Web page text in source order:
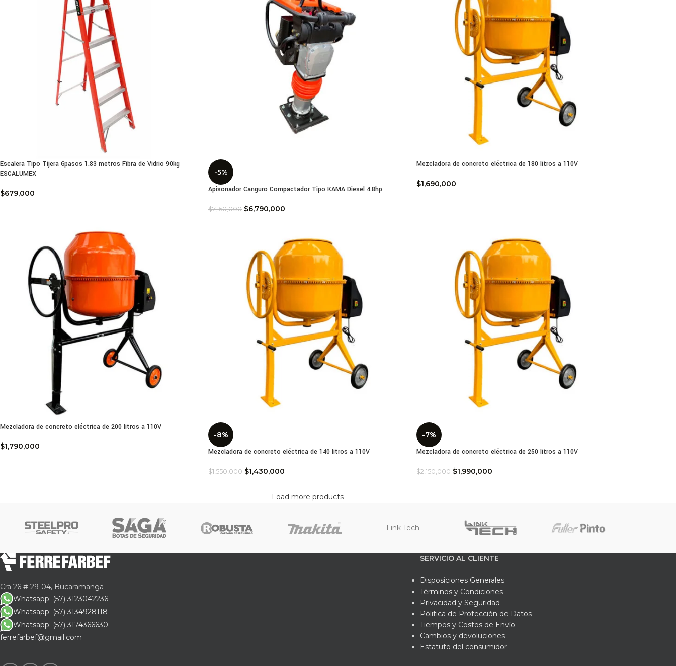
Escalera Tipo Tijera 6pasos 1.83 metros Fibra de Vidrio 90kg
ESCALUMEX
$679,000
-5%
Apisonador Canguro Compactador Tipo KAMA Diesel 4.8hp
$7,150,000 $6,790,000
Mezcladora de concreto eléctrica de 180 litros a 110V
$1,690,000
Mezcladora de concreto eléctrica de 200 litros a 110V
$1,790,000
-8%
Mezcladora de concreto eléctrica de 140 litros a 110V
$1,550,000 $1,430,000
-7%
Mezcladora de concreto eléctrica de 250 litros a 110V
$2,150,000 $1,990,000
Load more products
Link Tech
Cra 26 # 29-04, Bucaramanga
Whatsapp: (57) 3123042236
Whatsapp: (57) 3134928118
Whatsapp: (57) 3174366630
ferrefarbef@gmail.com
SERVICIO AL CLIENTE
Disposiciones Generales
Términos y Condiciones
Privacidad y Seguridad
Pólitica de Protección de Datos
Tiempos y Costos de Envío
Cambios y devoluciones
Estatuto del consumidor